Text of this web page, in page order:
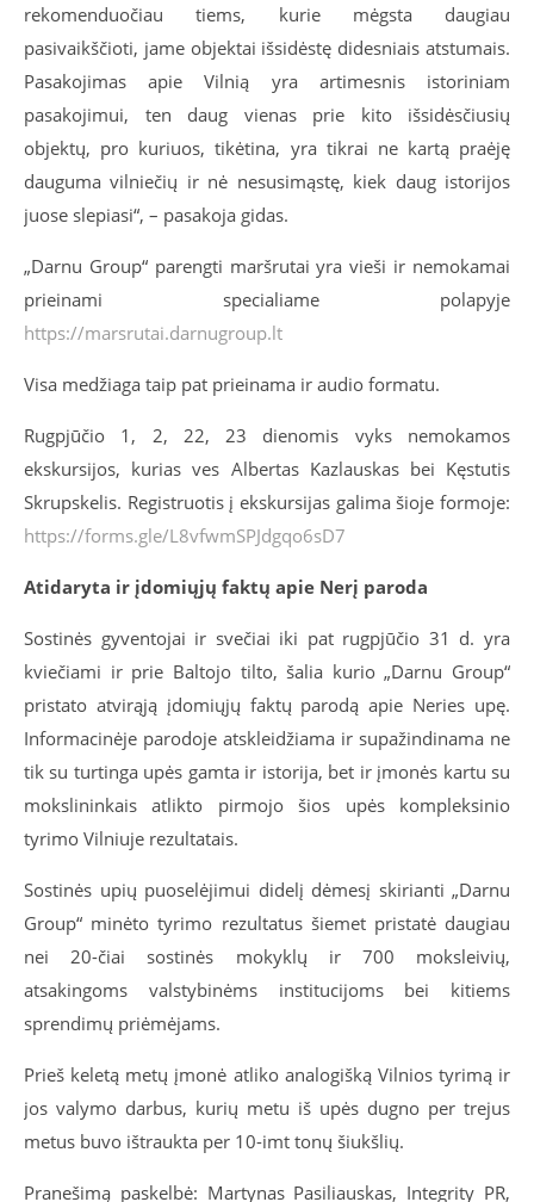
rekomenduočiau tiems, kurie mėgsta daugiau
pasivaikščioti, jame objektai išsidėstę didesniais atstumais.
Pasakojimas apie Vilnią yra artimesnis istoriniam
pasakojimui, ten daug vienas prie kito išsidėsčiusių
objektų, pro kuriuos, tikėtina, yra tikrai ne kartą praėję
dauguma vilniečių ir nė nesusimąstę, kiek daug istorijos
juose slepiasi“, – pasakoja gidas.
„Darnu Group“ parengti maršrutai yra vieši ir nemokamai
prieinami specialiame polapyje
https://marsrutai.darnugroup.lt
Visa medžiaga taip pat prieinama ir audio formatu.
Rugpjūčio 1, 2, 22, 23 dienomis vyks nemokamos
ekskursijos, kurias ves Albertas Kazlauskas bei Kęstutis
Skrupskelis. Registruotis į ekskursijas galima šioje formoje:
https://forms.gle/L8vfwmSPJdgqo6sD7
Atidaryta ir įdomiųjų faktų apie Nerį paroda
Sostinės gyventojai ir svečiai iki pat rugpjūčio 31 d. yra
kviečiami ir prie Baltojo tilto, šalia kurio „Darnu Group“
pristato atvirąją įdomiųjų faktų parodą apie Neries upę.
Informacinėje parodoje atskleidžiama ir supažindinama ne
tik su turtinga upės gamta ir istorija, bet ir įmonės kartu su
mokslininkais atlikto pirmojo šios upės kompleksinio
tyrimo Vilniuje rezultatais.
Sostinės upių puoselėjimui didelį dėmesį skirianti „Darnu
Group“ minėto tyrimo rezultatus šiemet pristatė daugiau
nei 20-čiai sostinės mokyklų ir 700 moksleivių,
atsakingoms valstybinėms institucijoms bei kitiems
sprendimų priėmėjams.
Prieš keletą metų įmonė atliko analogišką Vilnios tyrimą ir
jos valymo darbus, kurių metu iš upės dugno per trejus
metus buvo ištraukta per 10-imt tonų šiukšlių.
Pranešimą paskelbė: Martynas Pasiliauskas, Integrity PR,